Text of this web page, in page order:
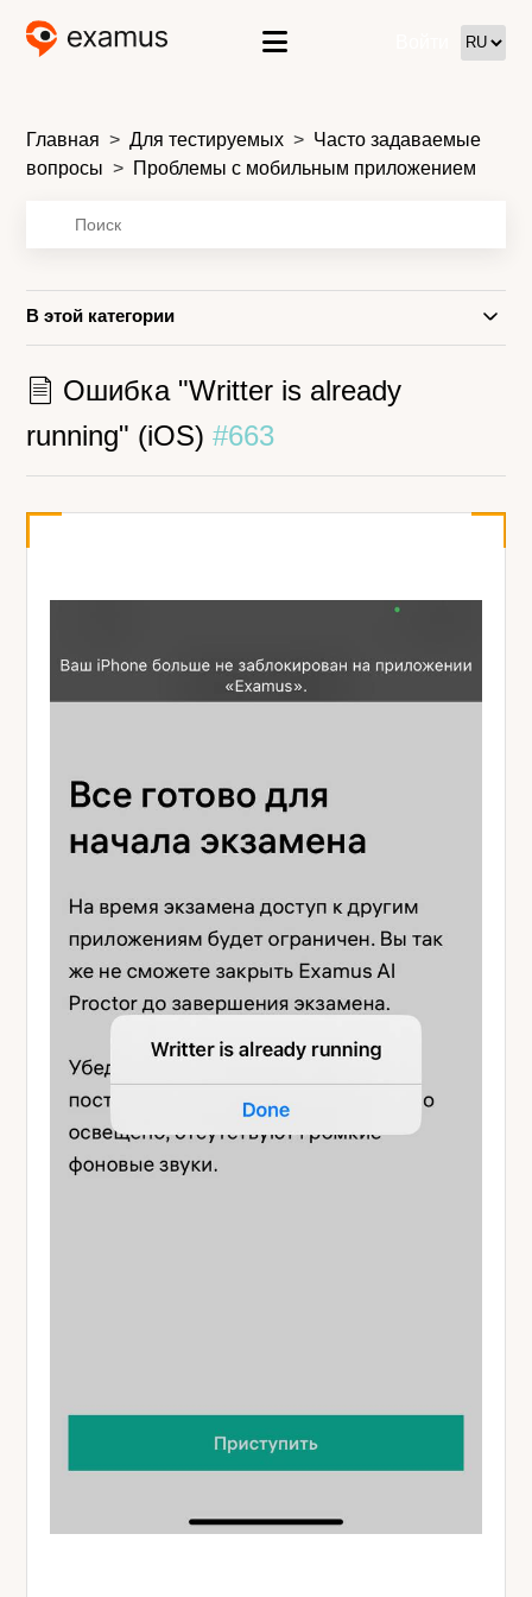
Главная Для тестируемых
Часто задаваемые
вопросы
Проблемы с мобильным приложением
В этой категории
Ошибка "Writter is already
running" (iOS)#663